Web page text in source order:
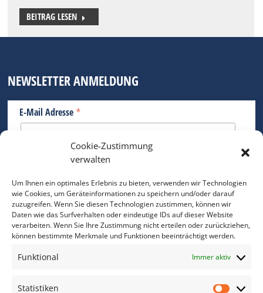
Cookie-Zustimmung
verwalten
Um Ihnen ein optimales Erlebnis zu bieten, verwenden wir Technologien
wie Cookies, um Geräteinformationen zu speichern und/oder darauf
zuzugreifen. Wenn Sie diesen Technologien zustimmen, können wir
Daten wie das Surfverhalten oder eindeutige IDs auf dieser Website
verarbeiten. Wenn Sie Ihre Zustimmung nicht erteilen oder zurückziehen,
können bestimmte Merkmale und Funktionen beeinträchtigt werden.
Funktional Immer aktiv
Statistiken
BEITRAG LESEN
NEWSLETTER ANMELDUNG
E-Mail Adresse *
Bitte geben Sie Ihre E-Mail Adresse ein.
*